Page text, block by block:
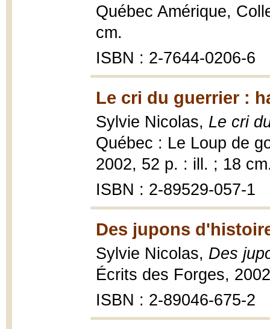
Québec Amérique,
cm.
ISBN : 2-7644-0206-6
Le cri du guerrier :
Sylvie Nicolas, Le cri
Québec : Le Loup de
2002, 52 p. : ill. ; 18
ISBN : 2-89529-057-1
Des jupons
Sylvie Nicolas, Des
Écrits des Forges,
ISBN : 2-89046-675-2